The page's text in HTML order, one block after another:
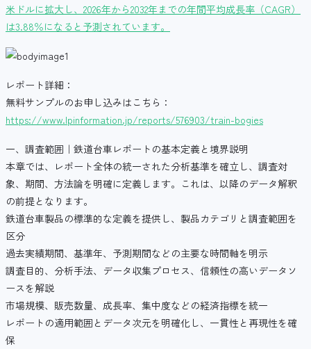
米ドルに拡大し、2026年から2032年までの年間平均成長率（CAGR）
は3.88％になると予測されています。
レポート詳細：
無料サンプルのお申し込みはこちら：
https://www.lpinformation.jp/reports/576903/train-bogies
一、調査範囲｜鉄道台車レポートの基本定義と境界説明
本章では、レポート全体の統一された分析基準を確立し、調査対
象、期間、方法論を明確に定義します。これは、以降のデータ解釈
の前提となります。
鉄道台車製品の標準的な定義を提供し、製品カテゴリと調査範囲を
区分
過去実績期間、基準年、予測期間などの主要な時間軸を明示
調査目的、分析手法、データ収集プロセス、信頼性の高いデータソ
ースを解説
市場規模、販売数量、成長率、集中度などの経済指標を統一
レポートの適用範囲とデータ次元を明確化し、一貫性と再現性を確
保